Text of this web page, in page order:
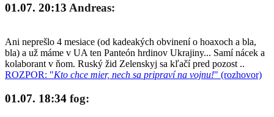
01.07. 20:13 Andreas:
Ani neprešlo 4 mesiace (od kadeakých obvinení o hoaxoch a bla,
bla) a už máme v UA ten Panteón hrdinov Ukrajiny... Samí nácek a
kolaborant v ňom. Ruský žid Zelenskyj sa kľačí pred pozost ..
ROZPOR: "Kto chce mier, nech sa pripraví na vojnu!" (rozhovor)
01.07. 18:34 fog: